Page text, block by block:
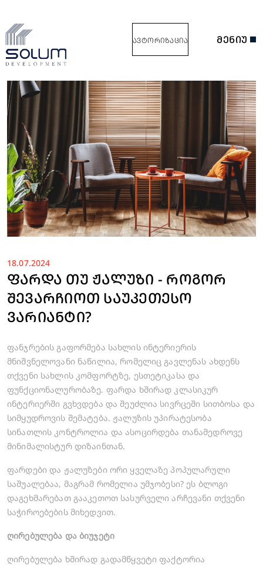
ᲓᲐᲒᲕᲘᲢᲝᲕᲔ ᲜᲝᲛᲔᲠᲘ 🚀
ჩვენი უძრავი ქონების ექსპერტი
შეგარჩევინებთ ოცნების ბინას💙
ᲐᲕᲢᲝᲠᲘᲖᲐᲪᲘᲐ ᲛᲔᲜᲘᲣ
18.07.2024
ᲤᲐᲠᲓᲐ ᲗᲣ ᲟᲐᲚᲣᲖᲘ - ᲠᲝᲒᲝᲠ
ᲨᲔᲕᲐᲠᲩᲘᲝᲗ ᲡᲐᲣᲙᲔᲗᲔᲡᲝ
ᲕᲐᲠᲘᲐᲜᲢᲘ?
ფანჯრების გაფორმება სახლის ინტერიერის
მნიშვნელოვანი ნაწილია, რომელიც გავლენას ახდენს
თქვენი სახლის კომფორტზე, ესთეტიკასა და
ფუნქციონალურობაზე. ფარდა ხშირად კლასიკურ
ინტერიერში გვხვდება და შეუძლია სივრცეში სითბოსა და
სიმყუდროვის შემატება. ჟალუზის უპირატესობა
სინათლის კონტროლია და ასოცირდება თანამედროვე
მინიმალისტურ დიზაინთან.
ფარდები და ჟალუზები ორი ყველაზე პოპულარული
საშუალებაა, მაგრამ რომელია უმჯობესი? ეს ბლოგი
დაგეხმარებათ გააკეთოთ სასურველი არჩევანი თქვენი
საჭიროებების მიხედვით.
ღირებულება და ბიუჯეტი
ღირებულება ხშირად გადამწყვეტი ფაქტორია